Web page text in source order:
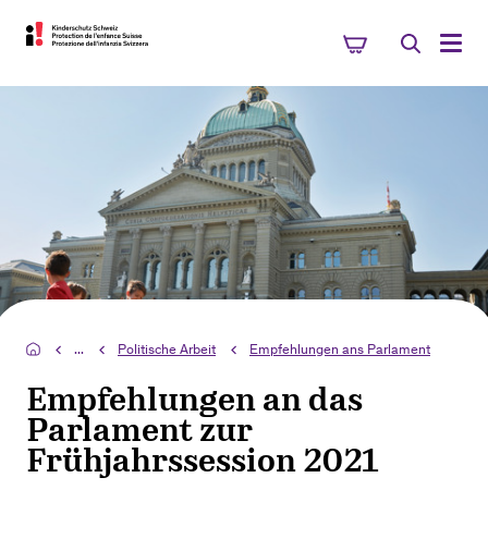
... Politische Arbeit Empfehlungen ans Parlament
Empfehlungen an das
Parlament zur
Frühjahrssession 2021